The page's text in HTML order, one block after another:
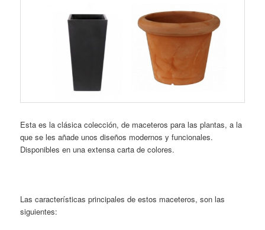
Esta es la clásica colección, de maceteros para las plantas, a la
que se les añade unos diseños modernos y funcionales.
Disponibles en una extensa carta de colores.
Las características principales de estos maceteros, son las
siguientes: